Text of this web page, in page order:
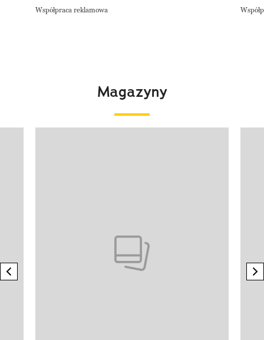
Współpraca reklamowa
Magazyny
previous element